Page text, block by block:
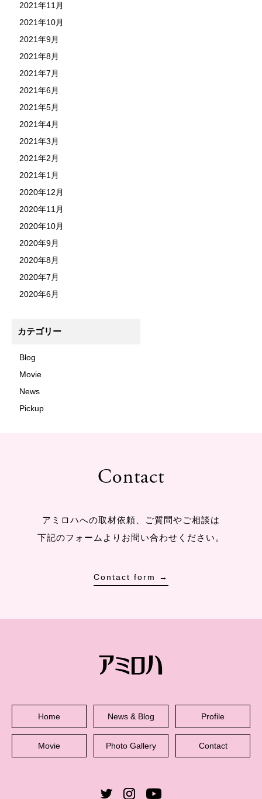
2021年11月
2021年10月
2021年9月
2021年8月
2021年7月
2021年6月
2021年5月
2021年4月
2021年3月
2021年2月
2021年1月
2020年12月
2020年11月
2020年10月
2020年9月
2020年8月
2020年7月
2020年6月
カテゴリー
Blog
Movie
News
Pickup
Contact
アミロハへの取材依頼、ご質問やご相談は
下記のフォームよりお問い合わせください。
Contact form →
Home News & Blog Profile
Movie Photo Gallery Contact